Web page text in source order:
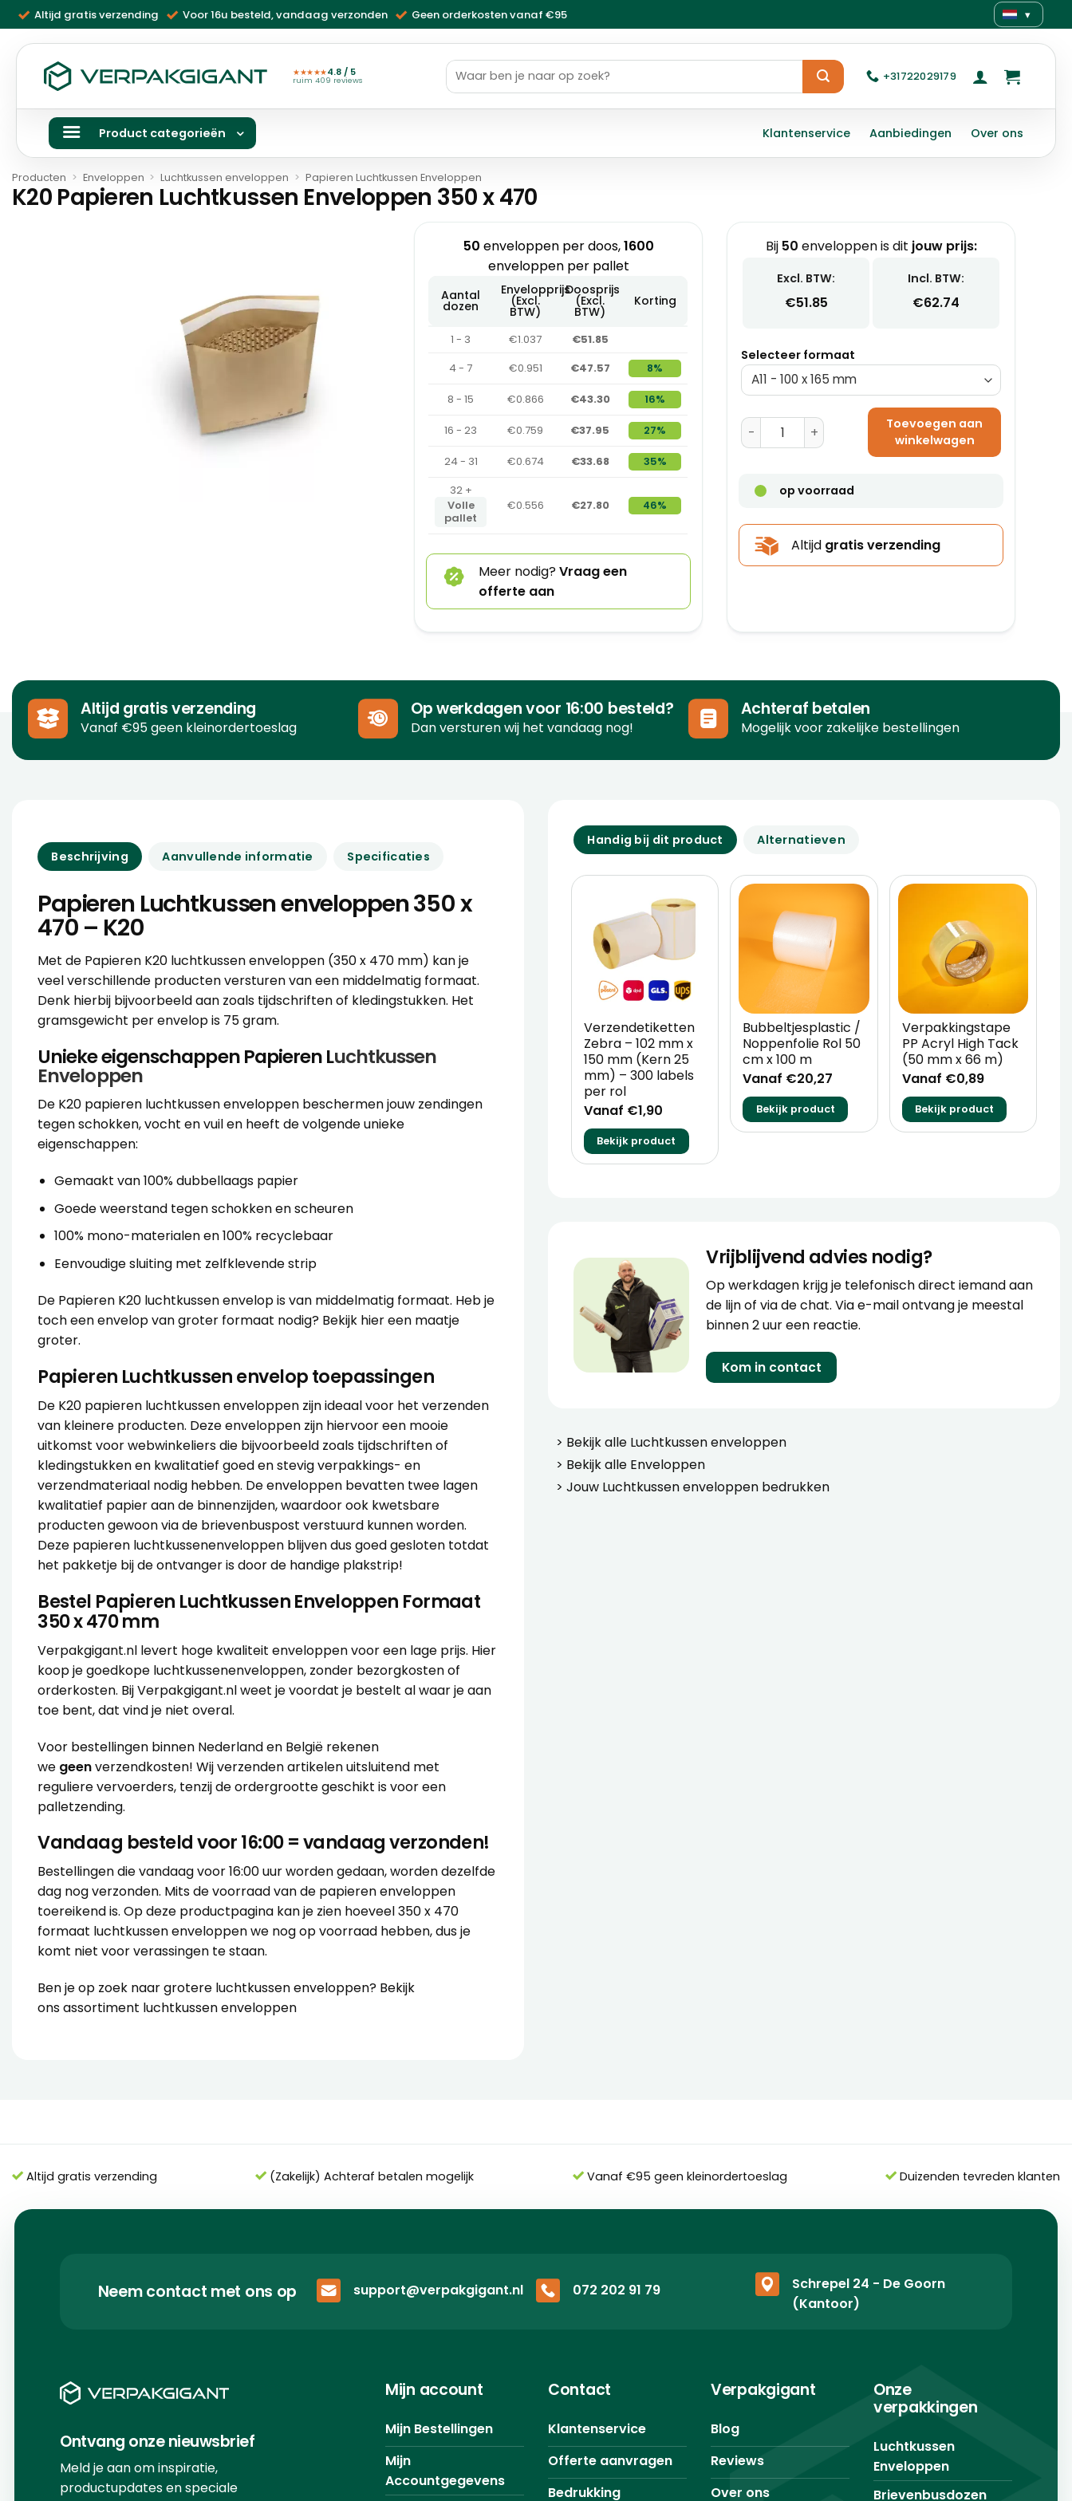
naar
inhoud
Altijd gratis verzending Voor 16u besteld, vandaag verzonden Geen orderkosten vanaf €95 ▾
★★★★★4.8 / 5
ruim 409 reviews
Zoeken
naar:
+31722029179
Product categorieën Klantenservice Aanbiedingen Over ons
Producten > Enveloppen > Luchtkussen enveloppen > Papieren Luchtkussen Enveloppen
K20 Papieren Luchtkussen Enveloppen 350 x 470
50 enveloppen per doos,1600
enveloppen per pallet
Aantal
dozen
Envelopprijs
(Excl.
BTW)
Doosprijs
(Excl.
BTW)
Korting
1 - 3 €1.037
€51.85
4 - 7
€0.951 €47.57 8%
8 - 15 €0.866 €43.30 16%
16 - 23 €0.759 €37.95 27%
24 - 31 €0.674 €33.68
35%
32 +
Volle
pallet
€0.556 €27.80 46%
Meer nodig?Vraag een
offerte aan
Bij 50 enveloppen is dit jouw prijs:
Excl. BTW:
€51.85
Incl. BTW:
€62.74
Selecteer formaat
K20 Papieren Luchtkussen Enveloppen 350 x 470
Toevoegen aan
winkelwagen
op voorraad
Altijd gratis verzending
Altijd gratis verzending
Vanaf €95 geen kleinordertoeslag
Op werkdagen voor 16:00 besteld?
Dan versturen wij het vandaag nog!
Achteraf betalen
Mogelijk voor zakelijke bestellingen
Beschrijving Aanvullende informatie Specificaties
Papieren Luchtkussen enveloppen 350 x
470 – K20
Met de Papieren K20 luchtkussen enveloppen (350 x 470 mm) kan je
veel verschillende producten versturen van een middelmatig formaat.
Denk hierbij bijvoorbeeld aan zoals tijdschriften of kledingstukken. Het
gramsgewicht per envelop is 75 gram.
Unieke eigenschappen Papieren Luchtkussen
Enveloppen
De K20 papieren luchtkussen enveloppen beschermen jouw zendingen
tegen schokken, vocht en vuil en heeft de volgende unieke
eigenschappen:
Gemaakt van 100% dubbellaags papier
Goede weerstand tegen schokken en scheuren
100% mono-materialen en 100% recyclebaar
Eenvoudige sluiting met zelfklevende strip
De Papieren K20 luchtkussen envelop is van middelmatig formaat. Heb je
toch een envelop van groter formaat nodig? Bekijk hier een maatje
groter.
Papieren Luchtkussen envelop toepassingen
De K20 papieren luchtkussen enveloppen zijn ideaal voor het verzenden
van kleinere producten. Deze enveloppen zijn hiervoor een mooie
uitkomst voor webwinkeliers die bijvoorbeeld zoals tijdschriften of
kledingstukken en kwalitatief goed en stevig verpakkings- en
verzendmateriaal nodig hebben. De enveloppen bevatten twee lagen
kwalitatief papier aan de binnenzijden, waardoor ook kwetsbare
producten gewoon via de brievenbuspost verstuurd kunnen worden.
Deze papieren luchtkussenenveloppen blijven dus goed gesloten totdat
het pakketje bij de ontvanger is door de handige plakstrip!
Bestel Papieren Luchtkussen Enveloppen Formaat
350 x 470 mm
Verpakgigant.nl levert hoge kwaliteit enveloppen voor een lage prijs. Hier
koop je goedkope luchtkussenenveloppen, zonder bezorgkosten of
orderkosten. Bij Verpakgigant.nl weet je voordat je bestelt al waar je aan
toe bent, dat vind je niet overal.
Voor bestellingen binnen Nederland en België rekenen
we geenverzendkosten! Wij verzenden artikelen uitsluitend met
reguliere vervoerders, tenzij de ordergrootte geschikt is voor een
palletzending.
Vandaag besteld voor 16:00 = vandaag verzonden!
Bestellingen die vandaag voor 16:00 uur worden gedaan, worden dezelfde
dag nog verzonden. Mits de voorraad van de papieren enveloppen
toereikend is. Op deze productpagina kan je zien hoeveel 350 x 470
formaat luchtkussen enveloppen we nog op voorraad hebben, dus je
komt niet voor verassingen te staan.
Ben je op zoek naar grotere luchtkussen enveloppen? Bekijk
onsassortiment luchtkussen enveloppen
Handig bij dit product Alternatieven
Verzendetiketten
Zebra – 102 mm x
150 mm (Kern 25
mm) – 300 labels
per rol
Vanaf €1,90
Bekijk product
Bubbeltjesplastic /
Noppenfolie Rol 50
cm x 100 m
Vanaf €20,27
Bekijk product
Verpakkingstape
PP Acryl High Tack
(50 mm x 66 m)
Vanaf €0,89
Bekijk product
Vrijblijvend advies nodig?
Op werkdagen krijg je telefonisch direct iemand aan
de lijn of via de chat. Via e-mail ontvang je meestal
binnen 2 uur een reactie.
Kom in contact
> Bekijk alle Luchtkussen enveloppen
> Bekijk alle Enveloppen
> Jouw Luchtkussen enveloppen bedrukken
Altijd gratis verzending (Zakelijk) Achteraf betalen mogelijk Vanaf €95 geen kleinordertoeslag Duizenden tevreden klanten
Neem contact met ons op support@verpakgigant.nl 072 202 91 79
Schrepel 24 - De Goorn
(Kantoor)
Ontvang onze nieuwsbrief
Meld je aan om inspiratie,
productupdates en speciale
Mijn account
Mijn Bestellingen
Mijn
Accountgegevens
Contact
Klantenservice
Offerte aanvragen
Bedrukking
Verpakgigant
Blog
Reviews
Over ons
Onze
verpakkingen
Luchtkussen
Enveloppen
Brievenbusdozen